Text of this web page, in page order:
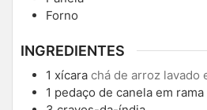
Forno
INGREDIENTES
1 xícara chá de arroz lavado
1 pedaço de canela em rama